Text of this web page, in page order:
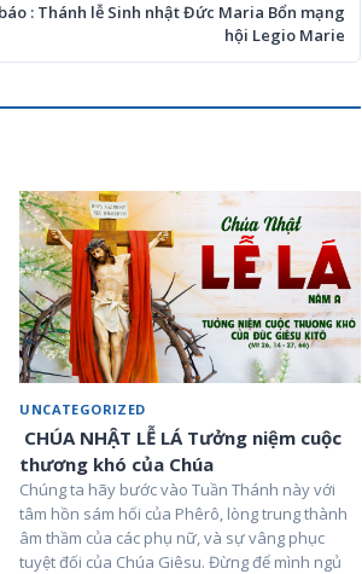
: Thánh lễ Sinh nhật Đức Maria Bổn mạng
hội Legio Marie
UNCATEGORIZED
CHÚA NHẬT LỄ LÁ Tưởng niệm cuộc
thương khó của Chúa
Chúng ta hãy bước vào Tuần Thánh này với
tâm hồn sám hối của Phêrô, lòng trung thành
âm thầm của các phụ nữ, và sự vâng phục
tuyệt đối của Chúa Giêsu. Đừng để mình ngủ